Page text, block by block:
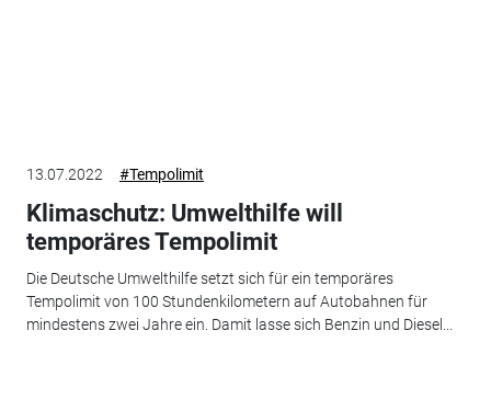
13.07.2022 #Tempolimit
Klimaschutz: Umwelthilfe will
temporäres Tempolimit
Die Deutsche Umwelthilfe setzt sich für ein temporäres
Tempolimit von 100 Stundenkilometern auf Autobahnen für
mindestens zwei Jahre ein. Damit lasse sich Benzin und Diesel...